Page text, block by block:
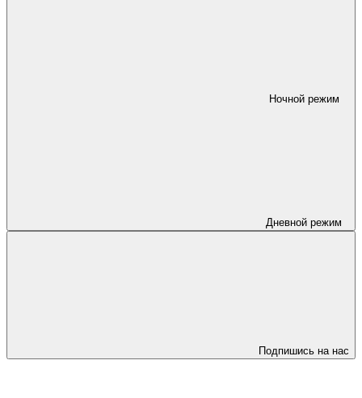
Ночной режим
Дневной режим
Подпишись на нас